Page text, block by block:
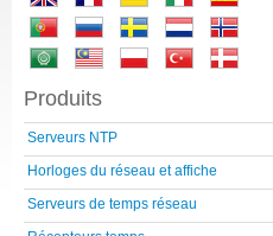
Produits
Serveurs NTP
Horloges du réseau et affiche
Serveurs de temps réseau